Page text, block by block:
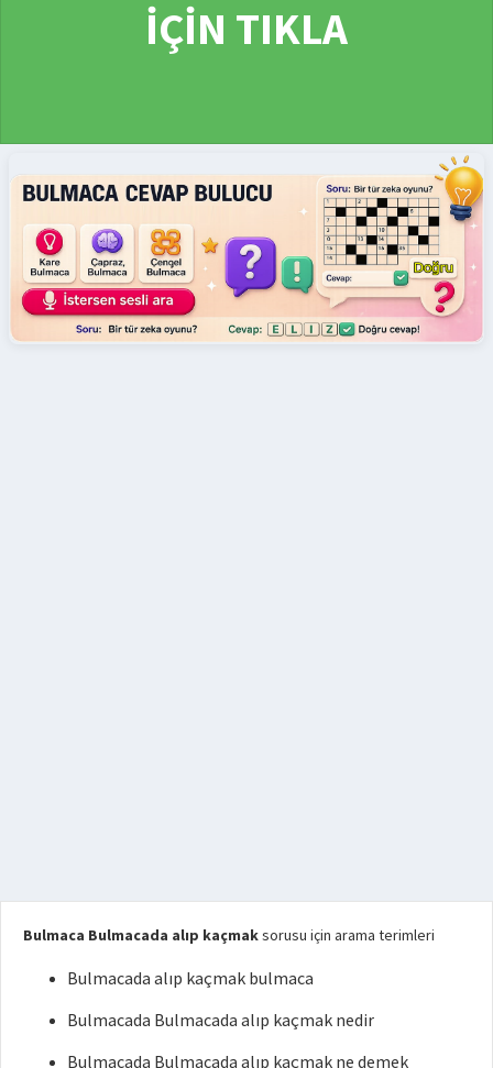
İÇİN TIKLA
Bulmaca Bulmacada alıp kaçmaksorusu için arama terimleri
Bulmacada alıp kaçmak bulmaca
Bulmacada Bulmacada alıp kaçmak nedir
Bulmacada Bulmacada alıp kaçmak ne demek